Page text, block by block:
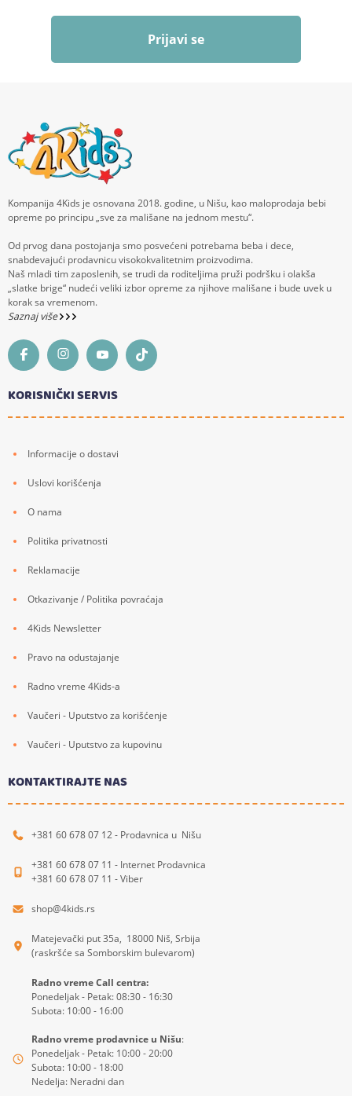
Prijavi se
Kompanija 4Kids je osnovana 2018. godine, u Nišu, kao maloprodaja bebi
opreme po principu „sve za mališane na jednom mestu“.
Od prvog dana postojanja smo posvećeni potrebama beba i dece,
snabdevajući prodavnicu visokokvalitetnim proizvodima.
Naš mladi tim zaposlenih, se trudi da roditeljima pruži podršku i olakša
„slatke brige“ nudeći veliki izbor opreme za njihove mališane i bude uvek u
korak sa vremenom.
Saznaj više
KORISNIČKI SERVIS
Informacije o dostavi
Uslovi korišćenja
O nama
Politika privatnosti
Reklamacije
Otkazivanje / Politika povraćaja
4Kids Newsletter
Pravo na odustajanje
Radno vreme 4Kids-a
Vaučeri - Uputstvo za korišćenje
Vaučeri - Uputstvo za kupovinu
KONTAKTIRAJTE NAS
+381 60 678 07 12 - Prodavnica u Nišu
+381 60 678 07 11 - Internet Prodavnica
+381 60 678 07 11 - Viber
shop@4kids.rs
Matejevački put 35a, 18000 Niš, Srbija
(raskršće sa Somborskim bulevarom)
Radno vreme Call centra:
Ponedeljak - Petak: 08:30 - 16:30
Subota: 10:00 - 16:00
Radno vreme prodavnice u Nišu:
Ponedeljak - Petak: 10:00 - 20:00
Subota: 10:00 - 18:00
Nedelja: Neradni dan